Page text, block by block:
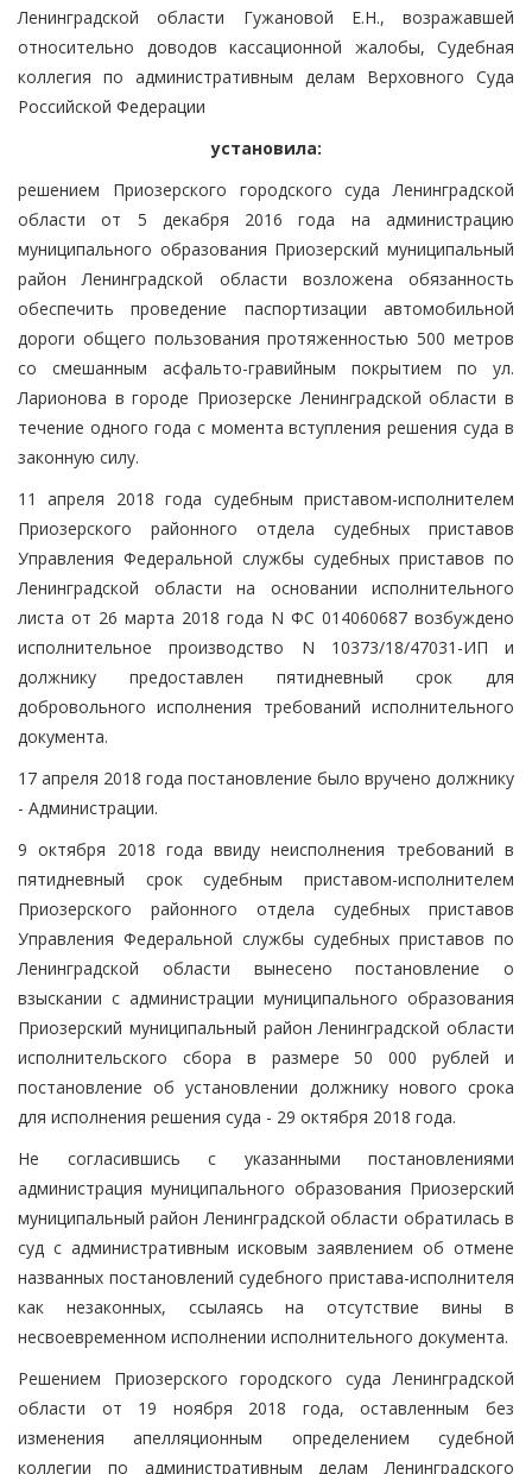
Ленинградской области Гужановой Е.Н., возражавшей
относительно доводов кассационной жалобы, Судебная
коллегия по административным делам Верховного Суда
Российской Федерации
установила:
решением Приозерского городского суда Ленинградской
области от 5 декабря 2016 года на администрацию
муниципального образования Приозерский муниципальный
район Ленинградской области возложена обязанность
обеспечить проведение паспортизации автомобильной
дороги общего пользования протяженностью 500 метров
со смешанным асфальто-гравийным покрытием по ул.
Ларионова в городе Приозерске Ленинградской области в
течение одного года с момента вступления решения суда в
законную силу.
11 апреля 2018 года судебным приставом-исполнителем
Приозерского районного отдела судебных приставов
Управления Федеральной службы судебных приставов по
Ленинградской области на основании исполнительного
листа от 26 марта 2018 года N ФС 014060687 возбуждено
исполнительное производство N 10373/18/47031-ИП и
должнику предоставлен пятидневный срок для
добровольного исполнения требований исполнительного
документа.
17 апреля 2018 года постановление было вручено должнику
- Администрации.
9 октября 2018 года ввиду неисполнения требований в
пятидневный срок судебным приставом-исполнителем
Приозерского районного отдела судебных приставов
Управления Федеральной службы судебных приставов по
Ленинградской области вынесено постановление о
взыскании с администрации муниципального образования
Приозерский муниципальный район Ленинградской области
исполнительского сбора в размере 50 000 рублей и
постановление об установлении должнику нового срока
для исполнения решения суда - 29 октября 2018 года.
Не согласившись с указанными постановлениями
администрация муниципального образования Приозерский
муниципальный район Ленинградской области обратилась в
суд с административным исковым заявлением об отмене
названных постановлений судебного пристава-исполнителя
как незаконных, ссылаясь на отсутствие вины в
несвоевременном исполнении исполнительного документа.
Решением Приозерского городского суда Ленинградской
области от 19 ноября 2018 года, оставленным без
изменения апелляционным определением судебной
коллегии по административным делам Ленинградского